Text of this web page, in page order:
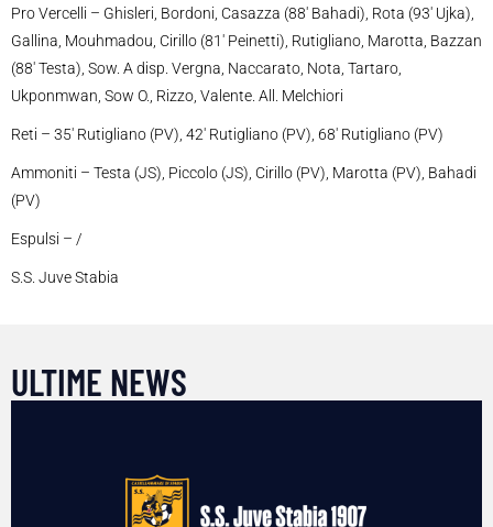
Pro Vercelli – Ghisleri, Bordoni, Casazza (88′ Bahadi), Rota (93′ Ujka),
Gallina, Mouhmadou, Cirillo (81′ Peinetti), Rutigliano, Marotta, Bazzan
(88′ Testa), Sow. A disp. Vergna, Naccarato, Nota, Tartaro,
Ukponmwan, Sow O., Rizzo, Valente. All. Melchiori
Reti – 35′ Rutigliano (PV), 42′ Rutigliano (PV), 68′ Rutigliano (PV)
Ammoniti – Testa (JS), Piccolo (JS), Cirillo (PV), Marotta (PV), Bahadi
(PV)
Espulsi – /
S.S. Juve Stabia
ULTIME NEWS